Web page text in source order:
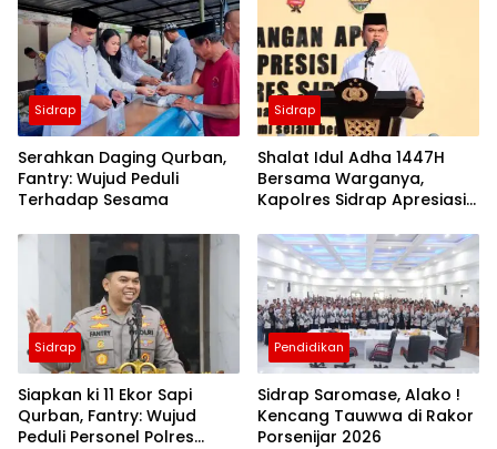
Sidrap
Serahkan Daging Qurban,
Fantry: Wujud Peduli
Terhadap Sesama
Sidrap
Shalat Idul Adha 1447H
Bersama Warganya,
Kapolres Sidrap Apresiasi
Daerah
Sidrap
Siapkan ki 11 Ekor Sapi
Qurban, Fantry: Wujud
Peduli Personel Polres
Pendidikan
Sidrap Saromase, Alako !
Kencang Tauwwa di Rakor
Porsenijar 2026